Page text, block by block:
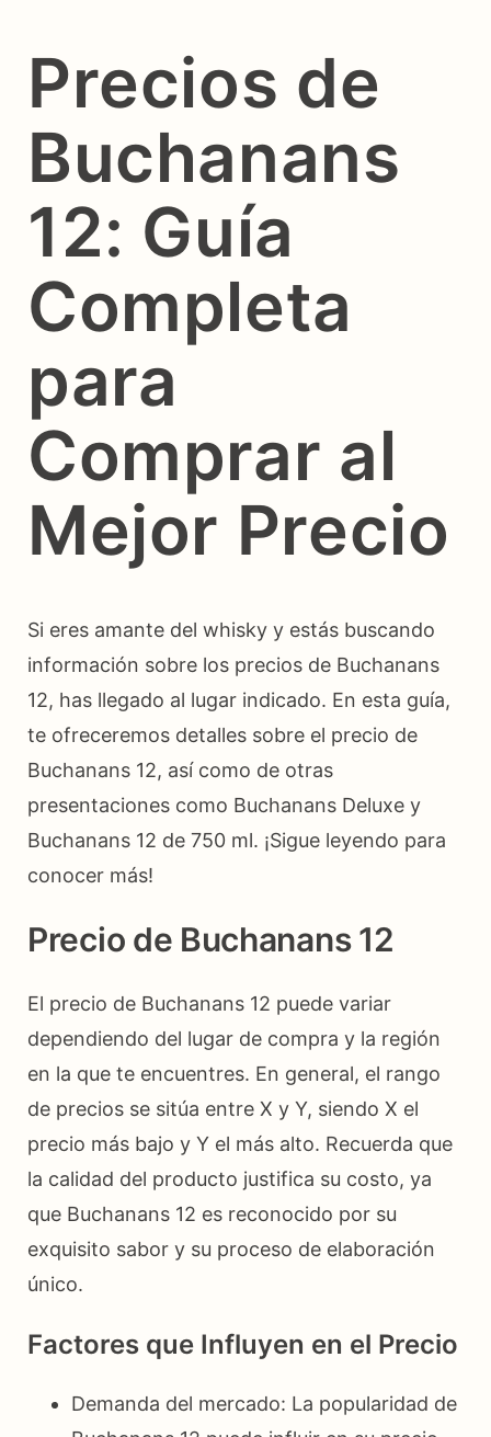
Precios de
Buchanans
12: Guía
Completa
para
Comprar al
Mejor Precio
Si eres amante del whisky y estás buscando
información sobre los precios de Buchanans
12, has llegado al lugar indicado. En esta guía,
te ofreceremos detalles sobre el precio de
Buchanans 12, así como de otras
presentaciones como Buchanans Deluxe y
Buchanans 12 de 750 ml. ¡Sigue leyendo para
conocer más!
Precio de Buchanans 12
El precio de Buchanans 12 puede variar
dependiendo del lugar de compra y la región
en la que te encuentres. En general, el rango
de precios se sitúa entre X y Y, siendo X el
precio más bajo y Y el más alto. Recuerda que
la calidad del producto justifica su costo, ya
que Buchanans 12 es reconocido por su
exquisito sabor y su proceso de elaboración
único.
Factores que Influyen en el Precio
Demanda del mercado: La popularidad de